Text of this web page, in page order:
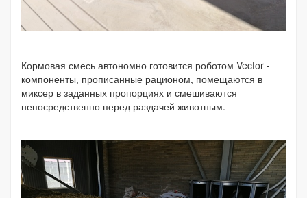
Кормовая смесь автономно готовится роботом Vector -
компоненты, прописанные рационом, помещаются в
миксер в заданных пропорциях и смешиваются
непосредственно перед раздачей животным.